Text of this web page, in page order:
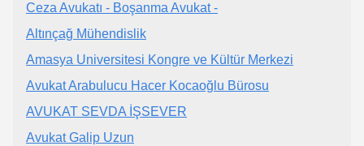
Ceza Avukatı - Boşanma Avukat -
Altınçağ Mühendislik
Amasya Universitesi Kongre ve Kültür Merkezi
Avukat Arabulucu Hacer Kocaoğlu Bürosu
AVUKAT SEVDA İŞSEVER
Avukat Galip Uzun